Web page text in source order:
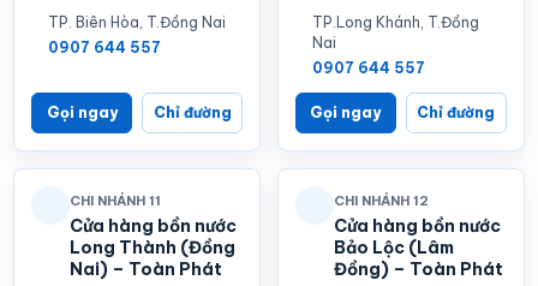
TP. Biên Hòa, T.Đồng Nai
0907 644 557
Gọi ngay Chỉ đường
TP.Long Khánh, T.Đồng
Nai
0907 644 557
Gọi ngay Chỉ đường
CHI NHÁNH 11
Cửa hàng bồn nước
Long Thành (Đồng
Nai) – Toàn Phát
CHI NHÁNH 12
Cửa hàng bồn nước
Bảo Lộc (Lâm
Đồng) – Toàn Phát